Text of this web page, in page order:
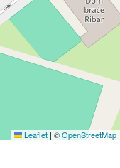
Leaflet | ©OpenStreetMap